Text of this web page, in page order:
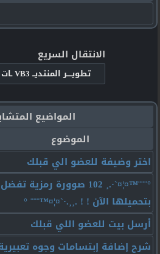
الانتقال السريع
المواضيع
الموضوع
اختر وضيفة للعضو الي قبلك
°¨¨¨™¤¦¤`·.¸ 102 صوورة رمزية تفضل
بتحميلها الآن ! ! .¸¸.·`¤¦¤™¨¨¨ °
أرسل بيت للعضو اللي قبلك
شرح إضافة إبتسامات وجوه